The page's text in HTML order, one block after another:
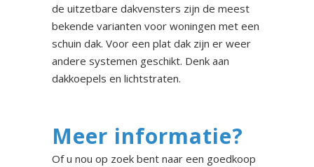
de uitzetbare dakvensters zijn de meest
bekende varianten voor woningen met een
schuin dak. Voor een plat dak zijn er weer
andere systemen geschikt. Denk aan
dakkoepels en lichtstraten.
Meer informatie?
Of u nou op zoek bent naar een goedkoop